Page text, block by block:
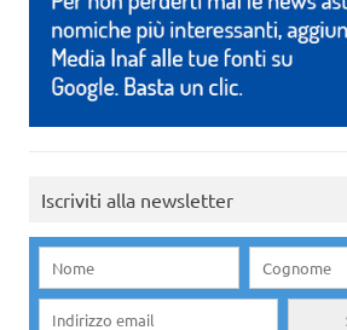
Iscriviti alla newsletter